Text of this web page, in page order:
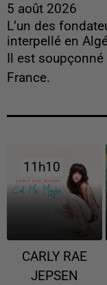
5 août 2026
L’un des
interpellé en
Il est
France.
11h10
11h10
CARLY RAE
JEPSEN